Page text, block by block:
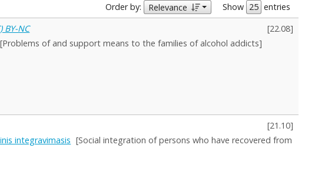
Order by: Relevance Show
entries
BY-NC [22.08]
[Problems of and support means to the families of alcohol addicts]
[21.10]
integravimasis [Social integration of persons who have recovered from